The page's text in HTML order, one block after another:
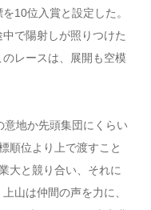
10位入賞と設定した。
で陽射しが照りつけた
レースは、展開も空模
地か先頭集団にくらい
順位より上で渡すこと
大と競り合い、それに
山は仲間の声を力に、